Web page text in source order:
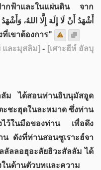
ากฟ้าและในแผ่นดิน จาก
ที่เขาต้องการ"
และมุสลิม] - [เศาะฮีห์ อัลบุ
ม ได้สอนท่านอิบนุมัสอูด
ะชะฮุดในละหมาด ซึ่งท่าน
ไว้ในมือของท่าน เพื่อดึง
ดังที่ท่านสอนซูเราะฮ์จา
ลลอฮุอะลัยฮิวะสัลลัม ได้
นด้านตัวบทและความ